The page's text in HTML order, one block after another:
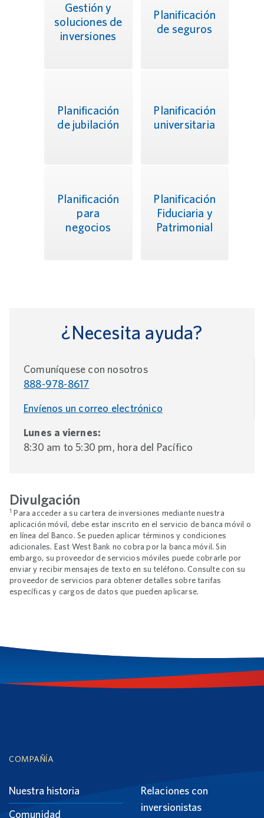
Gestión y
soluciones de
inversiones
Planificación
de seguros
Planificación
de jubilación
Planificación
universitaria
Planificación
para
negocios
Planificación
Fiduciaria y
Patrimonial
¿Necesita ayuda?
Comuníquese con nosotros
888-978-8617
Envíenos un correo electrónico
Lunes a viernes:
8:30 am to 5:30 pm, hora del Pacífico
Divulgación
1 Para acceder a su cartera de inversiones mediante nuestra
aplicación móvil, debe estar inscrito en el servicio de banca móvil o
en línea del Banco. Se pueden aplicar términos y condiciones
adicionales. East West Bank no cobra por la banca móvil. Sin
embargo, su proveedor de servicios móviles puede cobrarle por
enviar y recibir mensajes de texto en su teléfono. Consulte con su
proveedor de servicios para obtener detalles sobre tarifas
específicas y cargos de datos que pueden aplicarse.
Footer
COMPAÑÍA
Nuestra historia
Comunidad
Relaciones con
inversionistas